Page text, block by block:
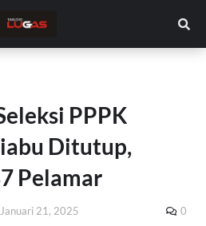
PPPK
Ditutup,
Pelamar
21, 2025 0